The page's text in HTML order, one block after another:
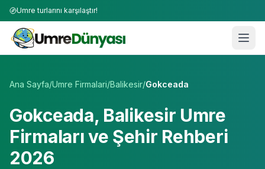
Umre turlarını karşılaştır!
Ana Sayfa/Umre Firmalari/Balikesir/Gokceada
Gokceada, Balikesir Umre
Firmaları ve Şehir Rehberi
2026